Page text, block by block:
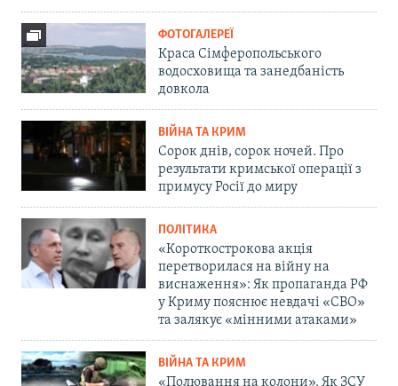
ФОТОГАЛЕРЕЇ
Краса Сімферопольського
водосховища та занедбаність
довкола
ВІЙНА ТА КРИМ
Сорок днів, сорок ночей. Про
результати кримської операції з
примусу Росії до миру
ПОЛІТИКА
«Короткострокова акція
перетворилася на війну на
виснаження»: Як пропаганда РФ
у Криму пояснює невдачі «СВО»
та залякує «мінними атаками»
ВІЙНА ТА КРИМ
«Полювання на колони». Як ЗСУ